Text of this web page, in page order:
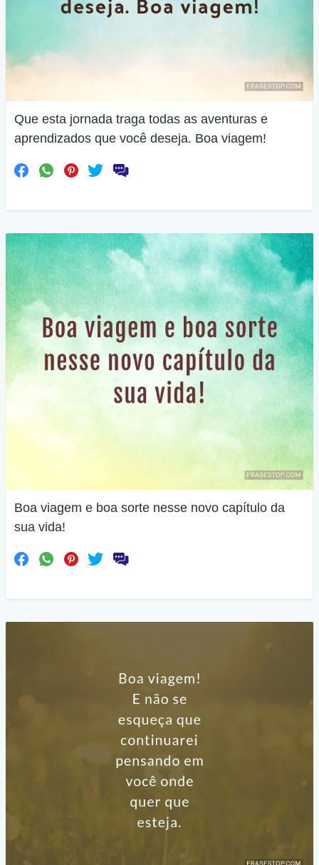
Que esta jornada traga todas as aventuras e
aprendizados que você deseja. Boa viagem!
Boa viagem e boa sorte nesse novo capítulo da
sua vida!